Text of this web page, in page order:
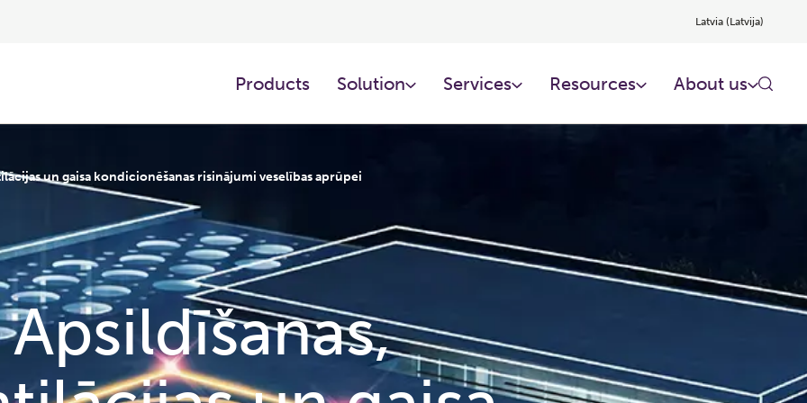
Latvia (Latvija)
Products Solution Services Resources About us
un gaisa kondicionēšanas risinājumi veselības aprūpei
Apsildīšanas,